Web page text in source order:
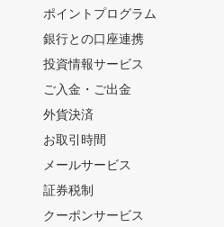
ポイントプログラム
銀行との口座連携
投資情報サービス
ご入金・ご出金
外貨決済
お取引時間
メールサービス
証券税制
クーポンサービス